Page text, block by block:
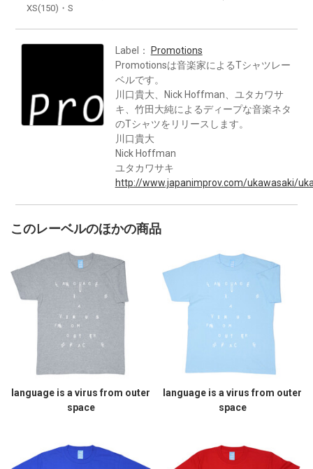
XS(150)・S
Label：
Promotions
Promotionsは音楽家によるTシャツレー
ベルです。
川口貴大、Nick Hoffman、ユタカワサ
キ、竹田大純によるディープな音楽ネタ
のTシャツをリリースします。
川口貴大
Nick Hoffman
ユタカワサキ
http://www.japanimprov.com/ukawasaki/
このレーベルのほかの商品
language is a virus from outer
space
language is a virus from outer
space